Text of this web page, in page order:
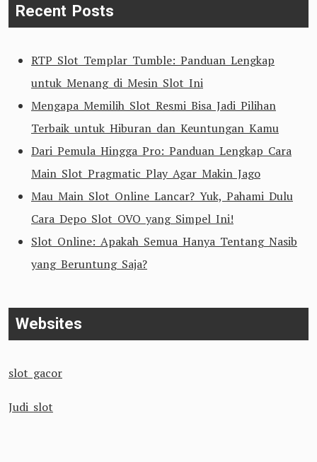
Recent Posts
RTP Slot Templar Tumble: Panduan Lengkap
untuk Menang di Mesin Slot Ini
Mengapa Memilih Slot Resmi Bisa Jadi Pilihan
Terbaik untuk Hiburan dan Keuntungan Kamu
Dari Pemula Hingga Pro: Panduan Lengkap Cara
Main Slot Pragmatic Play Agar Makin Jago
Mau Main Slot Online Lancar? Yuk, Pahami Dulu
Cara Depo Slot OVO yang Simpel Ini!
Slot Online: Apakah Semua Hanya Tentang Nasib
yang Beruntung Saja?
Websites
slot gacor
Judi slot